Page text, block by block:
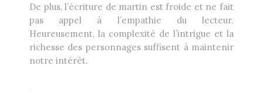
De plus, l’écriture de martin est froide et ne fait
pas appel à l’empathie du lecteur.
Heureusement, la complexité de l’intrigue et la
richesse des personnages suffisent à maintenir
notre intérêt.
.